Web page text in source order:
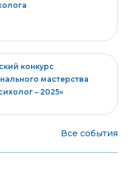
конкурс
мастерства
– 2025»
Все события